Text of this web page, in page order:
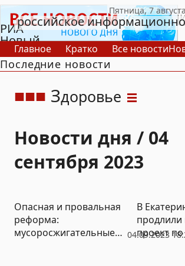
РИА
Новый
День
российское
Главное Кратко Все новости
В России
В мире
Последние новости
Здоровье
Новости дня / 04
сентября 2023
04.09.2023
Опасная и провальная
реформа:
мусоросжигательные
В
продлили
проект